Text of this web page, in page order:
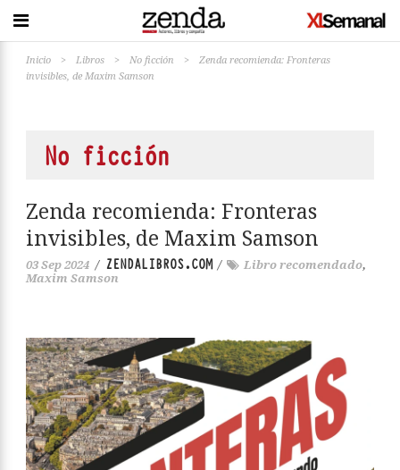
Inicio > Libros > No ficción >
Zenda recomienda: Fronteras
invisibles, de Maxim Samson
No ficción
Zenda recomienda: Fronteras
invisibles, de Maxim Samson
03 Sep 2024 / ZENDALIBROS.COM/ Libro recomendado,
Maxim Samson